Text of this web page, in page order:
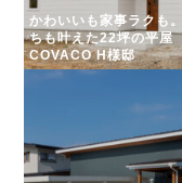
かわいいも家事ラクも
ちも叶えた22坪の平屋
COVACO H様邸